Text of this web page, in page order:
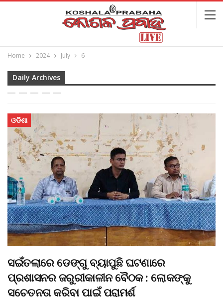
Home 2024 July 6
Daily Archives
ଓଡିଶା
ସଇଁତଲାରେ ଡେଙ୍ଗୁ ବ୍ୟାପୁଛି ଘଟଣାରେ
ପ୍ରଶାସନର ଜରୁରୀକାଳୀନ ବୈଠକ : ଲୋକଙ୍କୁ
ସଚେତନତା କରିବା ପାଇଁ ପରାମର୍ଶ